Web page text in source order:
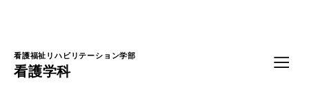
看護福祉リハビリテーション学部
看護学科